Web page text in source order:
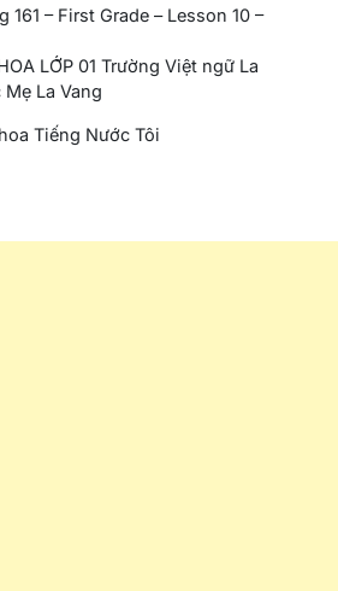
161 – First Grade – Lesson 10 –
LỚP 01 Trường Việt ngữ La
La Vang
Tiếng Nước Tôi